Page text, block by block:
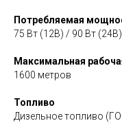
Потребляемая
75 Вт (12В) / 90 Вт
Максимальная
1600 метров
Топливо
Дизельное топливо